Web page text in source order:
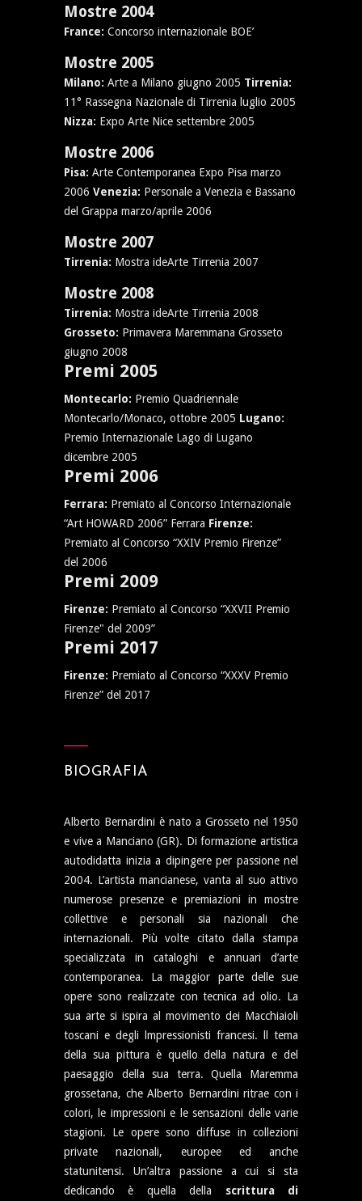
Mostre 2004
France: Concorso internazionale BOE’
Mostre 2005
Milano: Arte a Milano giugno 2005 Tirrenia:
11° Rassegna Nazionale di Tirrenia luglio 2005
Nizza: Expo Arte Nice settembre 2005
Mostre 2006
Pisa: Arte Contemporanea Expo Pisa marzo
2006 Venezia: Personale a Venezia e Bassano
del Grappa marzo/aprile 2006
Mostre 2007
Tirrenia: Mostra ideArte Tirrenia 2007
Mostre 2008
Tirrenia: Mostra ideArte Tirrenia 2008
Grosseto: Primavera Maremmana Grosseto
giugno 2008
Premi 2005
Montecarlo: Premio Quadriennale
Montecarlo/Monaco, ottobre 2005 Lugano:
Premio Internazionale Lago di Lugano
dicembre 2005
Premi 2006
Ferrara: Premiato al Concorso Internazionale
“Art HOWARD 2006” Ferrara Firenze:
Premiato al Concorso “XXIV Premio Firenze”
del 2006
Premi 2009
Firenze: Premiato al Concorso “XXVII Premio
Firenze" del 2009”
Premi 2017
Firenze: Premiato al Concorso “XXXV Premio
Firenze” del 2017
BIOGRAFIA
Alberto Bernardini è nato a Grosseto nel 1950
e vive a Manciano (GR). Di formazione artistica
autodidatta inizia a dipingere per passione nel
2004. L’artista mancianese, vanta al suo attivo
numerose presenze e premiazioni in mostre
collettive e personali sia nazionali che
internazionali. Più volte citato dalla stampa
specializzata in cataloghi e annuari d’arte
contemporanea. La maggior parte delle sue
opere sono realizzate con tecnica ad olio. La
sua arte si ispira al movimento dei Macchiaioli
toscani e degli lmpressionisti francesi. ll tema
della sua pittura è quello della natura e del
paesaggio della sua terra. Quella Maremma
grossetana, che Alberto Bernardini ritrae con i
colori, le impressioni e le sensazioni delle varie
stagioni. Le opere sono diffuse in collezioni
private nazionali, europee ed anche
statunitensi. Un’altra passione a cui si sta
dedicando è quella della scrittura di